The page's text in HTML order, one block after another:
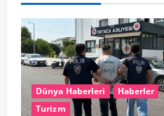
Dünya Haberleri
Haberler
Turizm